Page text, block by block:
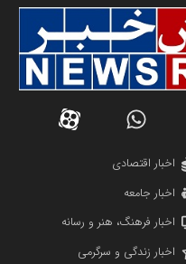
اخبار اقتصادی
اخبار جامعه
اخبار فرهنگ، هنر و رسانه
اخبار زندگی و سرگرمی